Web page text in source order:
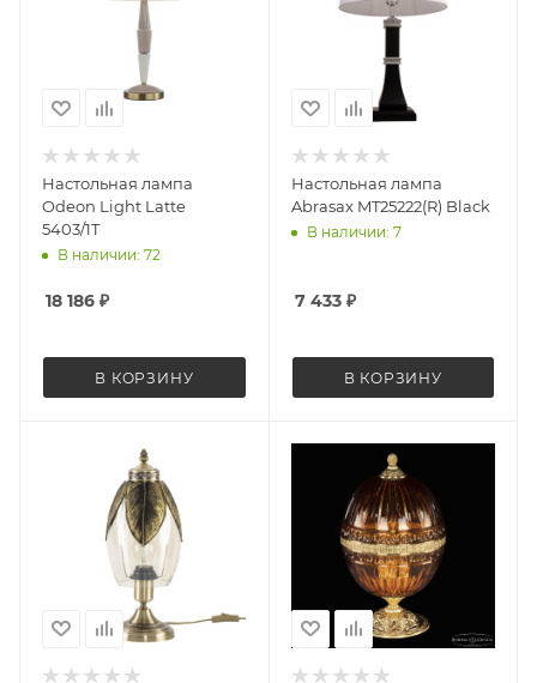
Настольная лампа
Odeon Light Latte
5403/1T
В наличии: 72
18 186 ₽
В КОРЗИНУ
Настольная лампа
Abrasax MT25222(R) Black
В наличии: 7
7 433₽
В КОРЗИНУ